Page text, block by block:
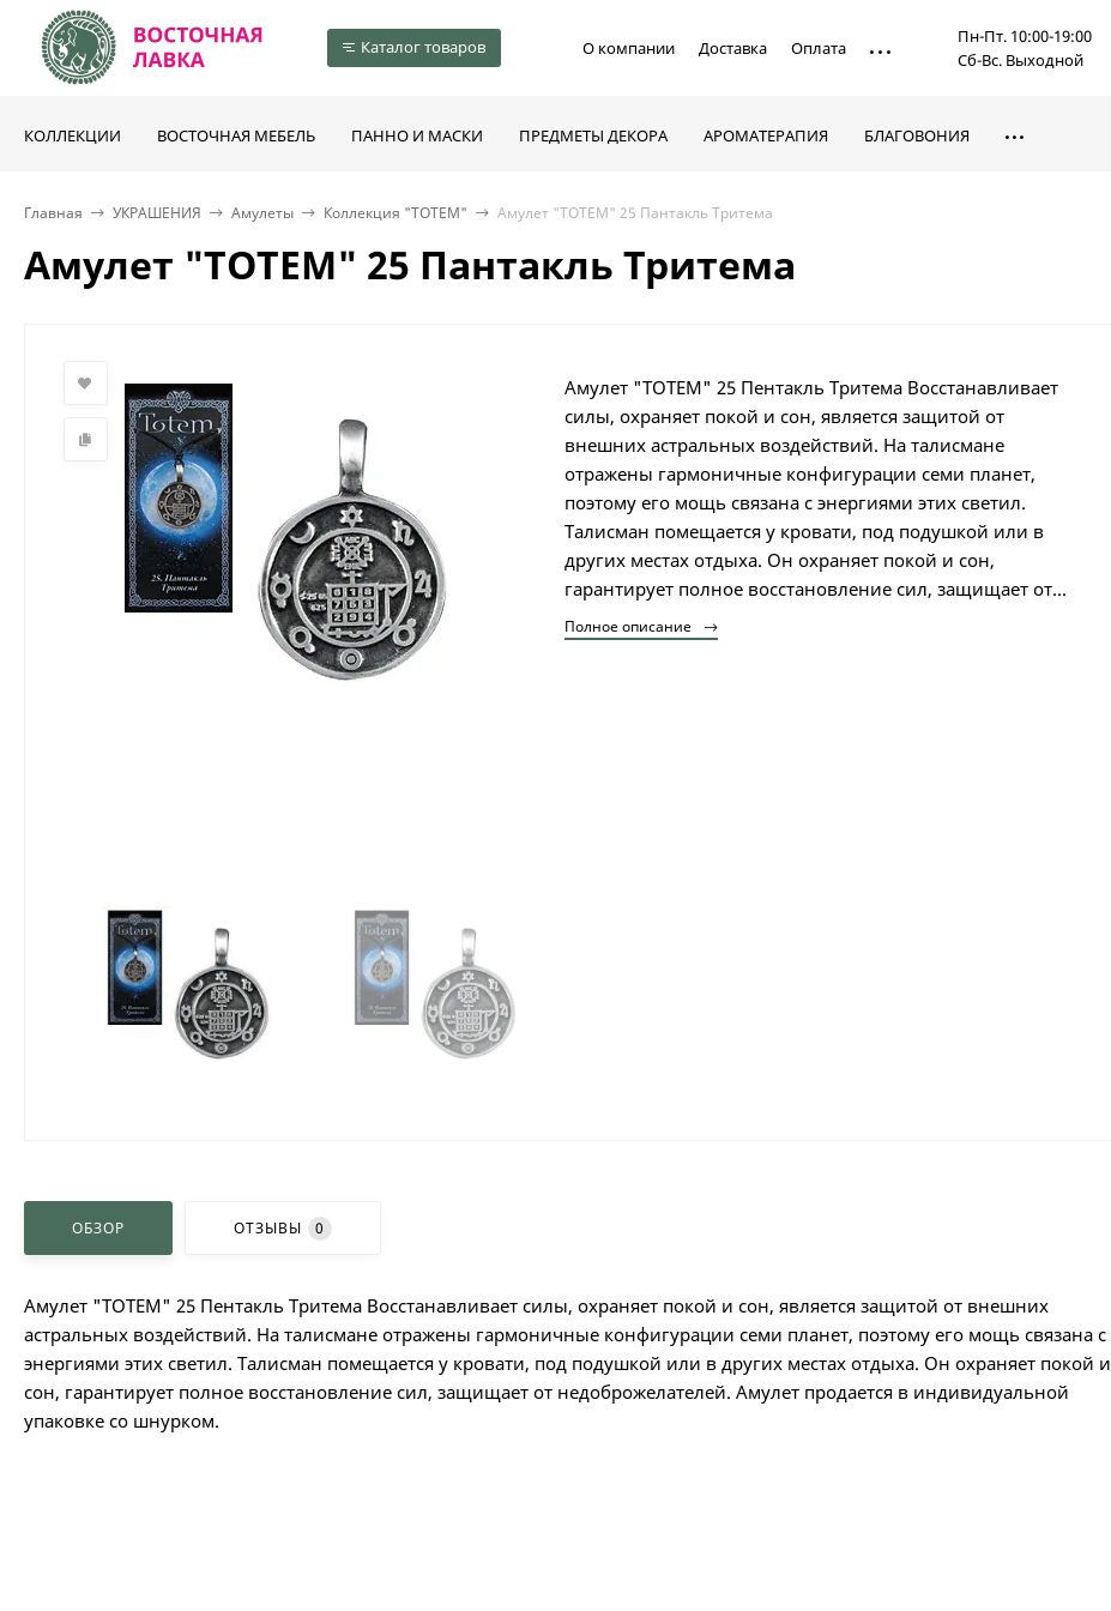
Каталог товаров О компании Доставка Оплата
Пн-Пт. 10:00-19:00
Сб-Вс. Выходной
КОЛЛЕКЦИИ ВОСТОЧНАЯ МЕБЕЛЬ ПАННО И МАСКИ ПРЕДМЕТЫ ДЕКОРА АРОМАТЕРАПИЯ БЛАГОВОНИЯ
Главная УКРАШЕНИЯ Амулеты Коллекция "TOTEM" Амулет "TOTEM" 25 Пантакль Тритема
Амулет "TOTEM" 25 Пантакль Тритема
Амулет "TOTEM" 25 Пентакль Тритема Восстанавливает
силы, охраняет покой и сон, является защитой от
внешних астральных воздействий. На талисмане
отражены гармоничные конфигурации семи планет,
поэтому его мощь связана с энергиями этих светил.
Талисман помещается у кровати, под подушкой или в
других местах отдыха. Он охраняет покой и сон,
гарантирует полное восстановление сил, защищает от...
Полное описание
ОБЗОР ОТЗЫВЫ 0
Амулет "TOTEM" 25 Пентакль Тритема Восстанавливает силы, охраняет покой и сон, является защитой от внешних
астральных воздействий. На талисмане отражены гармоничные конфигурации семи планет, поэтому его мощь связана с
энергиями этих светил. Талисман помещается у кровати, под подушкой или в других местах отдыха. Он охраняет покой и
сон, гарантирует полное восстановление сил, защищает от недоброжелателей. Амулет продается в индивидуальной
упаковке со шнурком.